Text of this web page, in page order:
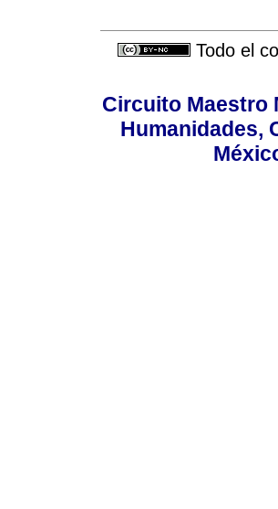
Todo el
Circuito Maestro
Humanidades,